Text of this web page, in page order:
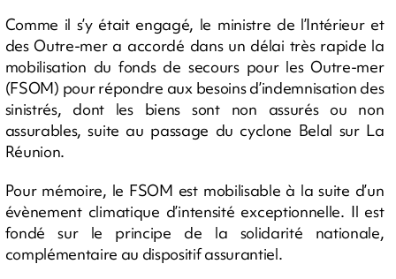
Comme il s’y était engagé, le ministre de l’Intérieur et
des Outre-mer a accordé dans un délai très rapide la
mobilisation du fonds de secours pour les Outre-mer
(FSOM) pour répondre aux besoins d’indemnisation des
sinistrés, dont les biens sont non assurés ou non
assurables, suite au passage du cyclone Belal sur La
Réunion.
Pour mémoire, le FSOM est mobilisable à la suite d’un
évènement climatique d’intensité exceptionnelle. Il est
fondé sur le principe de la solidarité nationale,
complémentaire au dispositif assurantiel.